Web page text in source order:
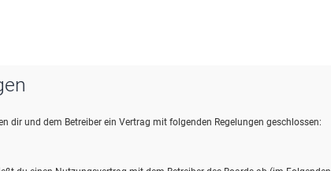
dir und dem Betreiber ein Vertrag mit folgenden Regelungen geschlossen: